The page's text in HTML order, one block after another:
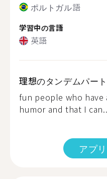
ポルトガル語
学習中の言語
英語
理想のタンデムパー
fun people who
humor and that I
アプ